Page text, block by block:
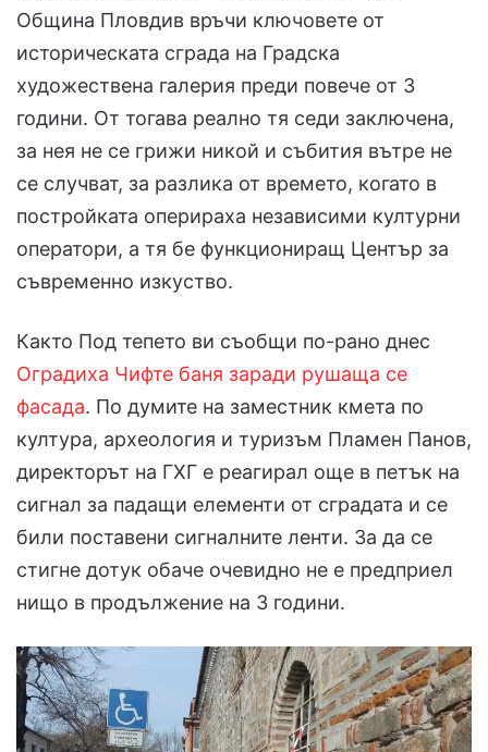
Община Пловдив връчи ключовете от
историческата сграда на Градска
художествена галерия преди повече от 3
години. От тогава реално тя седи заключена,
за нея не се грижи никой и събития вътре не
се случват, за разлика от времето, когато в
постройката оперираха независими културни
оператори, а тя бе функциониращ Център за
съвременно изкуство.
Както Под тепето ви съобщи по-рано днес
Оградиха Чифте баня заради рушаща се
фасада. По думите на заместник кмета по
култура, археология и туризъм Пламен Панов,
директорът на ГХГ е реагирал още в петък на
сигнал за падащи елементи от сградата и се
били поставени сигналните ленти. За да се
стигне дотук обаче очевидно не е предприел
нищо в продължение на 3 години.